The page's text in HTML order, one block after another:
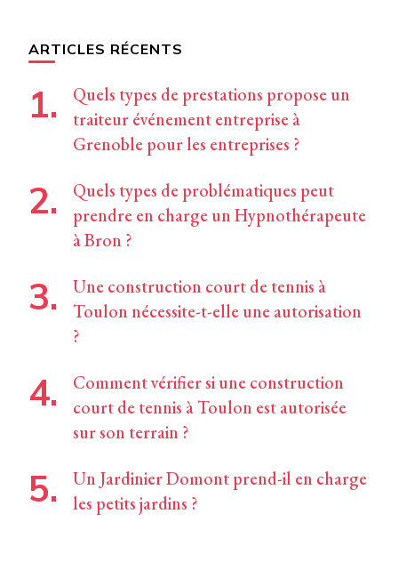
ARTICLES RÉCENTS
Quels types de prestations propose un
traiteur événement entreprise à
Grenoble pour les entreprises ?
Quels types de problématiques peut
prendre en charge un Hypnothérapeute
à Bron ?
Une construction court de tennis à
Toulon nécessite-t-elle une autorisation
?
Comment vérifier si une construction
court de tennis à Toulon est autorisée
sur son terrain ?
Un Jardinier Domont prend-il en charge
les petits jardins ?